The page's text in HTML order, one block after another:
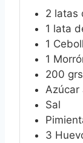
2 latas
1 lata
1
1
200
Azúcar
Sal
3